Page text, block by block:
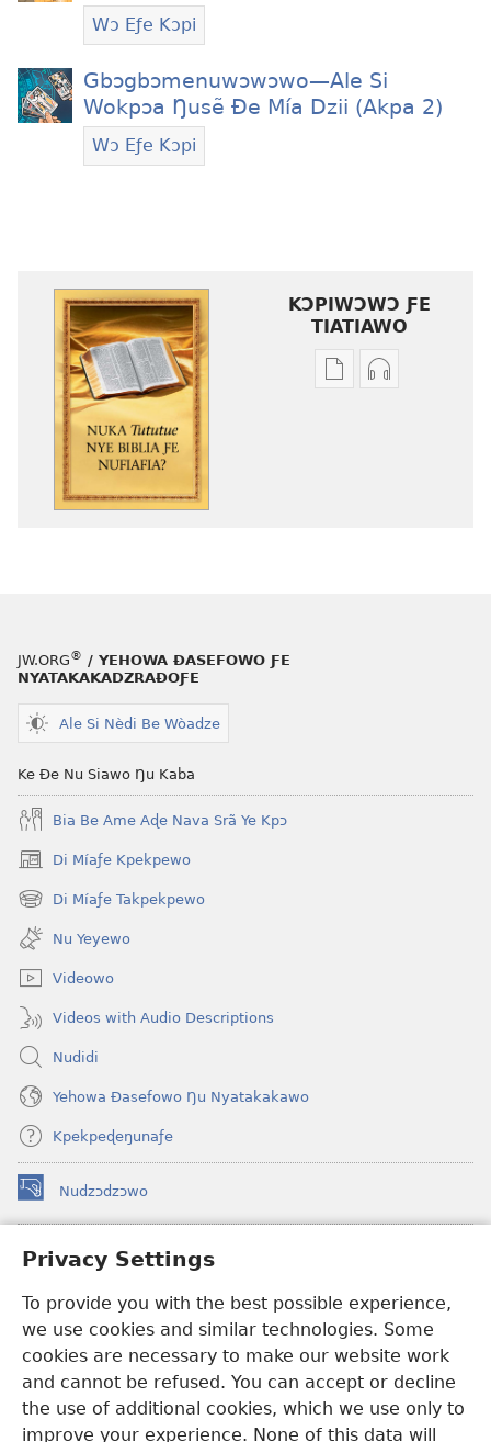
Privacy Settings
To provide you with the best possible experience,
we use cookies and similar technologies. Some
cookies are necessary to make our website work
and cannot be refused. You can accept or decline
the use of additional cookies, which we use only to
improve your experience. None of this data will
Wɔ Eƒe Kɔpi
Gbɔgbɔmenuwɔwɔwo—Ale Si
Wokpɔa Ŋusẽ Ðe Mía Dzii (Akpa 2)
Wɔ Eƒe Kɔpi
KƆPIWƆWƆ ƑE
TIATIAWO
AgbalẽNu
JW.ORG® / YEHOWA ƉASEFOWO ƑE
NYATAKAKADZRAƉOƑE
Ale Si Nèdi Be Wòadze
Ke Ðe Nu Siawo Ŋu Kaba
Bia Be Ame Aɖe Nava Srã Ye Kpɔ
Di Míaƒe Kpekpewo
(opens
new
window)
Di Míaƒe Takpekpewo
(opens
new
window)
Nu Yeyewo
Videowo
Videos with Audio Descriptions
Nudidi
Yehowa Ðasefowo Ŋu Nyatakakawo
Kpekpeɖeŋunaƒe
Nudzɔdzɔwo
(opens
new
Gbetakpɔxɔ INTERNET DZI AGBALẼDZRAƉOƑE
(opens
window)JW Hub ®
(opens
new
window)JW Library
Watchtower Library